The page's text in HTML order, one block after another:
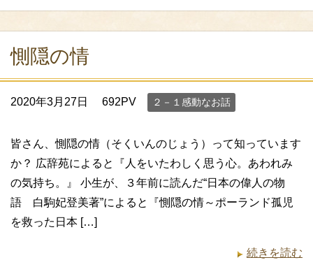
惻隠の情
2020年3月27日 692PV ２－１感動なお話
皆さん、惻隠の情（そくいんのじょう）って知っています
か？ 広辞苑によると『人をいたわしく思う心。あわれみ
の気持ち。』 小生が、３年前に読んだ“日本の偉人の物
語 白駒妃登美著”によると『惻隠の情～ポーランド孤児
を救った日本 […]
続きを読む